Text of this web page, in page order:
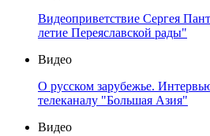
Видеоприветствие Сергея
летие Переяславской рады"
Видео
О русском зарубежье.
телеканалу "Большая Азия"
Видео